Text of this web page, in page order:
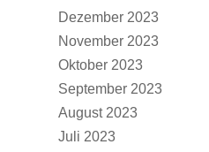
Dezember 2023
November 2023
Oktober 2023
September 2023
August 2023
Juli 2023